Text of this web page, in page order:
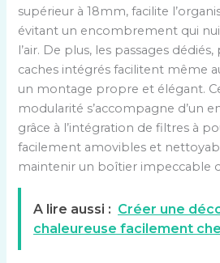
supérieur à 18mm, facilite
évitant un encombrement qui
l’air. De plus, les passages
caches intégrés facilitent même
un montage propre et élégant.
modularité s’accompagne d’un
grâce à l’intégration de filtres à
facilement amovibles et
maintenir un boîtier impeccable
A lire aussi : Créer une
chaleureuse facilement